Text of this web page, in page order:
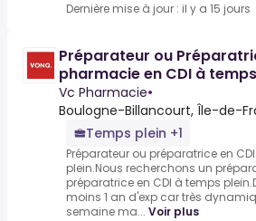
Dernière mise à jour : il y a 15 jours
Préparateur ou
pharmacie en CDI à
Vc Pharmacie•
Boulogne-Billancourt, Île-de-
Temps plein +1
Préparateur ou préparatrice en
plein.Nous recherchons un
préparatrice en CDI à temps
moins 1 an d'exp car très
semaine ma... Voir plus